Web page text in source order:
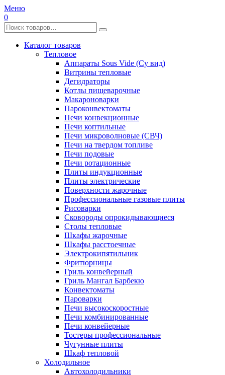
Меню
0
Каталог товаров
Тепловое
Аппараты Sous Vide (Су вид)
Витрины тепловые
Дегидраторы
Котлы пищеварочные
Макароноварки
Пароконвектоматы
Печи конвекционные
Печи коптильные
Печи микроволновые (СВЧ)
Печи на твердом топливе
Печи подовые
Печи ротационные
Плиты индукционные
Плиты электрические
Поверхности жарочные
Профессиональные газовые плиты
Рисоварки
Сковороды опрокидывающиеся
Столы тепловые
Шкафы жарочные
Шкафы расстоечные
Электрокипятильник
Фритюрницы
Гриль конвейерный
Гриль Мангал Барбекю
Конвектоматы
Пароварки
Печи высокоскоростные
Печи комбинированные
Печи конвейерные
Тостеры профессиональные
Чугунные плиты
Шкаф тепловой
Холодильное
Автохолодильники